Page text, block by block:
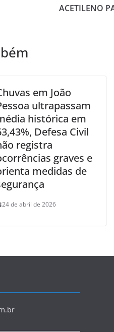
ACETILENO
em João
ultrapassam
histórica em
Defesa Civil
registra
graves e
medidas de
24 de abril de 2026